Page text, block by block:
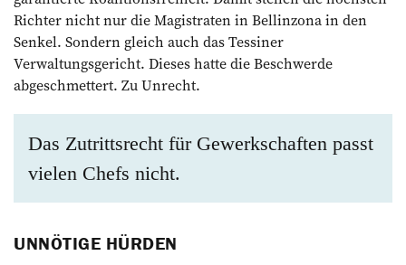
Richter nicht nur die Magistraten in Bellinzona in den
Senkel. Sondern gleich auch das Tessiner
Verwaltungsgericht. Dieses hatte die Beschwerde
abgeschmettert. Zu Unrecht.
Das Zutrittsrecht für Gewerkschaften passt
vielen Chefs nicht.
UNNÖTIGE HÜRDEN